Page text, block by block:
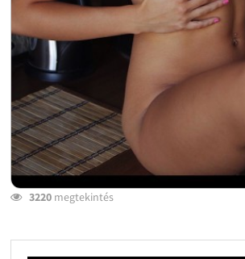
3220megtekintés